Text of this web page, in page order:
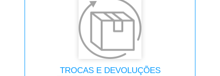
TROCAS E DEVOLUÇÕES